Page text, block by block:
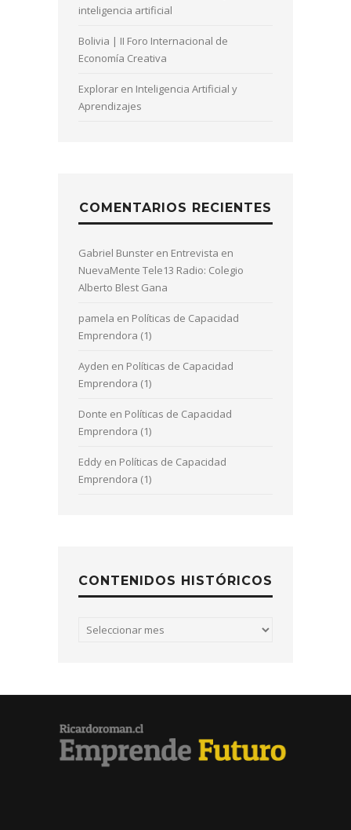
inteligencia artificial
Bolivia | II Foro Internacional de
Economía Creativa
Explorar en Inteligencia Artificial y
Aprendizajes
COMENTARIOS RECIENTES
Gabriel Bunster en Entrevista en
NuevaMente Tele13 Radio: Colegio
Alberto Blest Gana
pamela en Políticas de Capacidad
Emprendora (1)
Ayden en Políticas de Capacidad
Emprendora (1)
Donte en Políticas de Capacidad
Emprendora (1)
Eddy en Políticas de Capacidad
Emprendora (1)
CONTENIDOS HISTÓRICOS
Contenidos